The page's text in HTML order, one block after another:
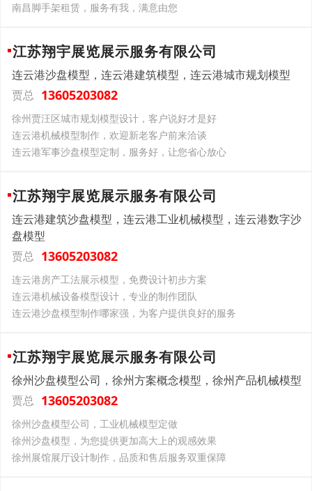
南昌脚手架租赁，服务有我，满意由您
江苏翔宇展览展示服务有限公司
连云港沙盘模型，连云港建筑模型，连云港城市规划模型
贾总 13605203082
徐州贾汪区城市规划模型设计，客户说好才是好
连云港机械模型制作，欢迎新老客户前来洽谈
连云港军事沙盘模型定制，服务好，让您省心放心
江苏翔宇展览展示服务有限公司
连云港建筑沙盘模型，连云港工业机械模型，连云港数字沙
盘模型
贾总 13605203082
连云港房产工法展示模型，免费设计初步方案
连云港机械设备模型设计，专业的制作团队
连云港沙盘模型制作哪家强，为客户提供良好的服务
江苏翔宇展览展示服务有限公司
徐州沙盘模型公司，徐州方案概念模型，徐州产品机械模型
贾总 13605203082
徐州沙盘模型公司，工业机械模型定做
徐州沙盘模型，为您提供更加高大上的观感效果
徐州展馆展厅设计制作，品质和售后服务双重保障